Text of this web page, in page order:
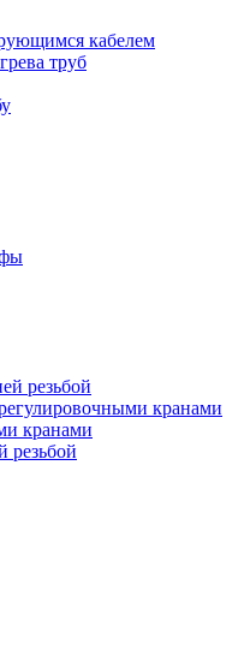
кабелем
труб
резьбой
кранами
кранами
резьбой